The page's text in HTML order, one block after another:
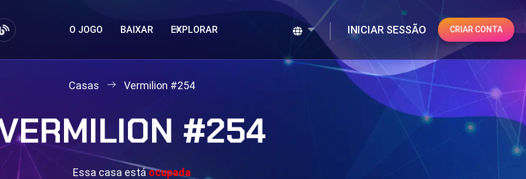
O JOGO BAIXAR EXPLORAR INICIAR SESSÃO CRIAR CONTA
Casas Vermilion #254
#254
Essa casa estáocupada